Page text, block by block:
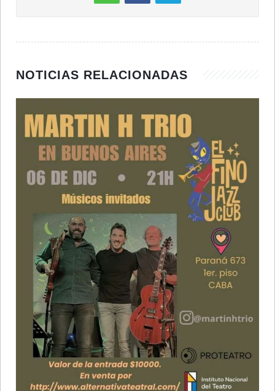
NOTICIAS RELACIONADAS